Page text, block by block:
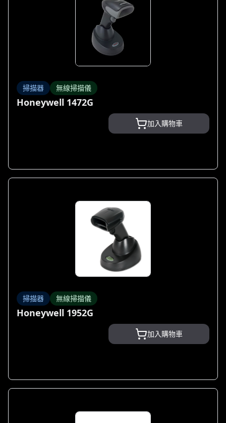
掃描器 無線掃描儀
Honeywell 1472G
加入購物車
掃描器 無線掃描儀
Honeywell 1952G
加入購物車